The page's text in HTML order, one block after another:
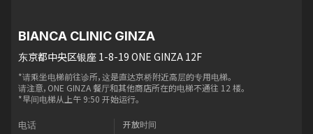
BIANCA CLINIC GINZA
东京都中央区银座 1-8-19 ONE GINZA 12F
*请乘坐电梯前往诊所，这是直达京桥附近高层的专用电梯。
请注意，ONE GINZA 餐厅和其他商店所在的电梯不通往 12 楼。
*早间电梯从上午 9:50 开始运行。
电话 开放时间